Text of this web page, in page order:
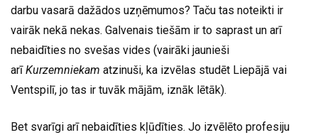
darbu vasarā dažādos uzņēmumos? Taču tas noteikti ir
vairāk nekā nekas. Galvenais tiešām ir to saprast un arī
nebaidīties no svešas vides (vairāki jaunieši
arīKurzemniekam atzinuši, ka izvēlas studēt Liepājā vai
Ventspilī, jo tas ir tuvāk mājām, iznāk lētāk).
Bet svarīgi arī nebaidīties kļūdīties. Jo izvēlēto profesiju